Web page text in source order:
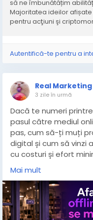
să ne îmbunătățim
Majoritatea ideilor
pentru acţiuni şi
Autentifică-te pentru a
Real Marketing
3 zile în urmă
Dacă te numeri
pasul către mediul
pas, cum să-ți muți
digital și cum să vinzi
cu costuri și efort
Internetul nu are
adresa întregii lumi,
magazinul tău fizic se
Mai mult